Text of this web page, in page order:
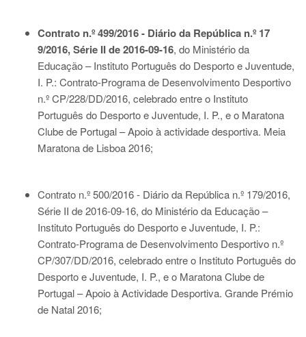
Contrato n.º 499/2016 - Diário da República n.º 17
9/2016, Série II de 2016-09-16, do Ministério da
Educação – Instituto Português do Desporto e Juventude,
I. P.: Contrato-Programa de Desenvolvimento Desportivo
n.º CP/228/DD/2016, celebrado entre o Instituto
Português do Desporto e Juventude, I. P., e o Maratona
Clube de Portugal – Apoio à actividade desportiva. Meia
Maratona de Lisboa 2016;
Contrato n.º 500/2016 - Diário da República n.º 179/2016,
Série II de 2016-09-16, do Ministério da Educação –
Instituto Português do Desporto e Juventude, I. P.:
Contrato-Programa de Desenvolvimento Desportivo n.º
CP/307/DD/2016, celebrado entre o Instituto Português do
Desporto e Juventude, I. P., e o Maratona Clube de
Portugal – Apoio à Actividade Desportiva. Grande Prémio
de Natal 2016;